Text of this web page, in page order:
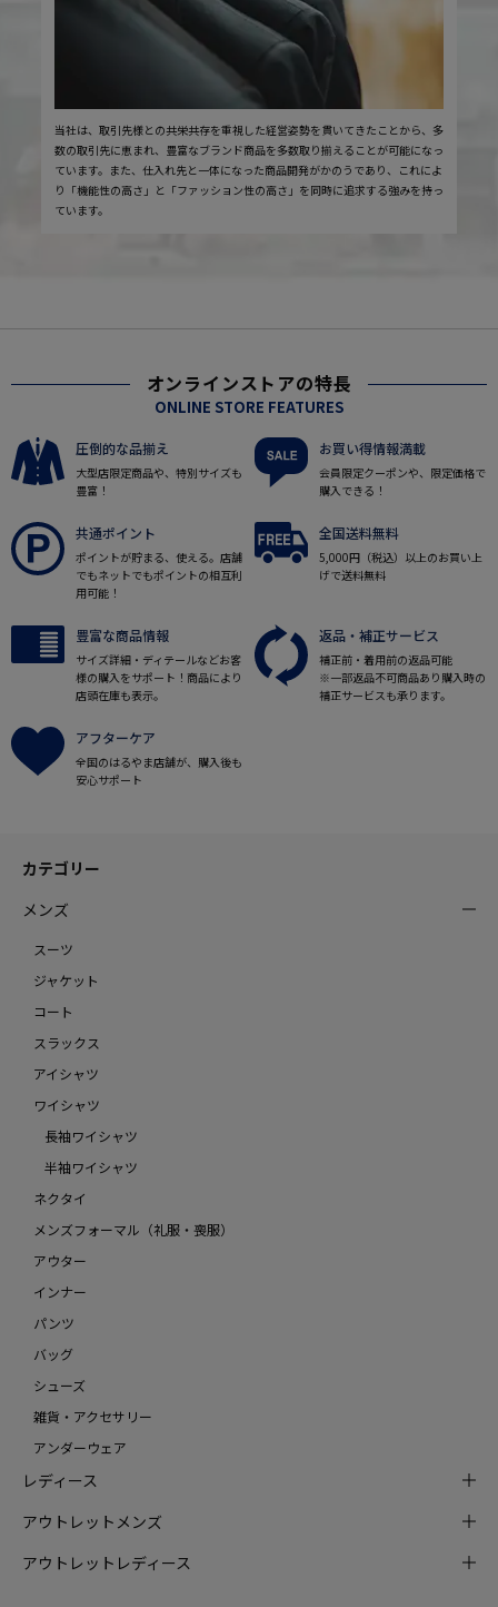
当社は、取引先様との共栄共存を重視した経営姿勢を貫いてきたことから、多
数の取引先に恵まれ、豊富なブランド商品を多数取り揃えることが可能になっ
ています。また、仕入れ先と一体になった商品開発がかのうであり、これによ
り「機能性の高さ」と「ファッション性の高さ」を同時に追求する強みを持っ
ています。
オンラインストアの特長
ONLINE STORE FEATURES
圧倒的な品揃え
大型店限定商品や、特別サイズも
豊富！
お買い得情報満載
会員限定クーポンや、限定価格で
購入できる！
共通ポイント
ポイントが貯まる、使える。店舗
でもネットでもポイントの相互利
用可能！
全国送料無料
5,000円（税込）以上のお買い上
げで送料無料
豊富な商品情報
サイズ詳細・ディテールなどお客
様の購入をサポート！商品により
店頭在庫も表示。
返品・補正サービス
補正前・着用前の返品可能
※一部返品不可商品あり購入時の
補正サービスも承ります。
アフターケア
全国のはるやま店舗が、購入後も
安心サポート
カテゴリー
メンズ
スーツ
ジャケット
コート
スラックス
アイシャツ
ワイシャツ
長袖ワイシャツ
半袖ワイシャツ
ネクタイ
メンズフォーマル（礼服・喪服）
アウター
インナー
パンツ
バッグ
シューズ
雑貨・アクセサリー
アンダーウェア
レディース
アウトレットメンズ
アウトレットレディース